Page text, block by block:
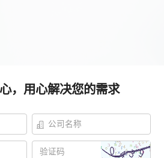
，用心解决您的需求